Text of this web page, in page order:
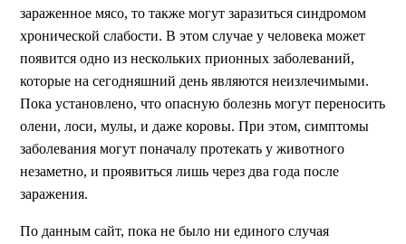
зараженное мясо, то также могут заразиться синдромом
хронической слабости. В этом случае у человека может
появится одно из нескольких прионных заболеваний,
которые на сегодняшний день являются неизлечимыми.
Пока установлено, что опасную болезнь могут переносить
олени, лоси, мулы, и даже коровы. При этом, симптомы
заболевания могут поначалу протекать у животного
незаметно, и проявиться лишь через два года после
заражения.
По данным сайт, пока не было ни единого случая